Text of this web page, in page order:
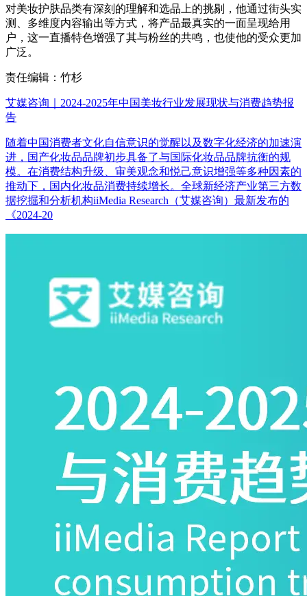
对美妆护肤品类有深刻的理解和选品上的挑剔，他通过街头实
测、多维度内容输出等方式，将产品最真实的一面呈现给用
户，这一直播特色增强了其与粉丝的共鸣，也使他的受众更加
广泛。
责任编辑：竹杉
艾媒咨询｜2024-2025年中国美妆行业发展现状与消费趋势报
告
随着中国消费者文化自信意识的觉醒以及数字化经济的加速演
进，国产化妆品品牌初步具备了与国际化妆品品牌抗衡的规
模。在消费结构升级、审美观念和悦己意识增强等多种因素的
推动下，国内化妆品消费持续增长。全球新经济产业第三方数
据挖掘和分析机构iiMedia Research（艾媒咨询）最新发布的
《2024-20